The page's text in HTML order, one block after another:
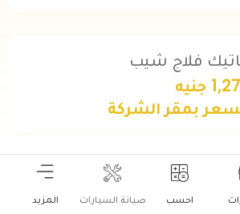
بمقر الشركة
احسب صيانة السيارات المزيد